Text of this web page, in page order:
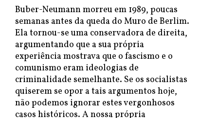
Buber-Neumann morreu em 1989, poucas
semanas antes da queda do Muro de Berlim.
Ela tornou-se uma conservadora de direita,
argumentando que a sua própria
experiência mostrava que o fascismo e o
comunismo eram ideologias de
criminalidade semelhante. Se os socialistas
quiserem se opor a tais argumentos hoje,
não podemos ignorar estes vergonhosos
casos históricos. A nossa própria